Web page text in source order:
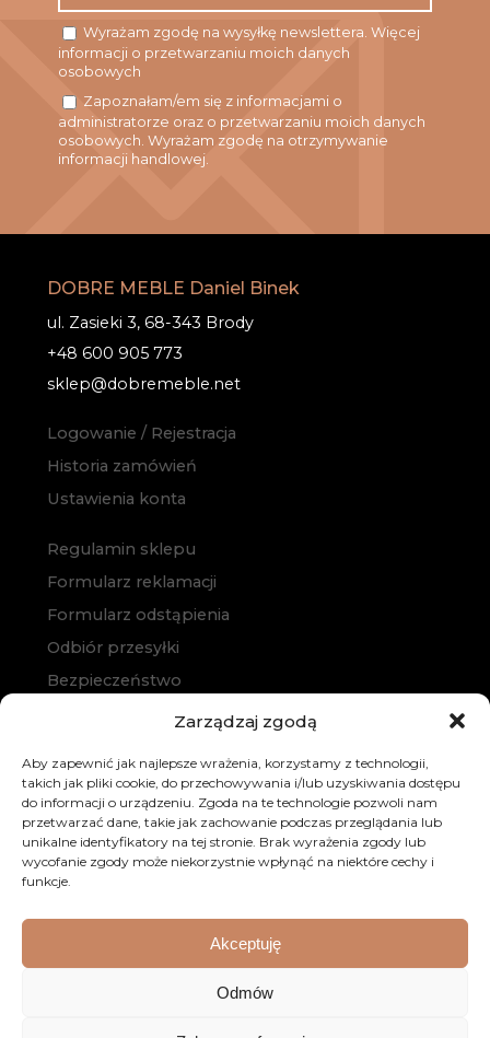
Zarządzaj zgodą
Aby zapewnić jak najlepsze wrażenia, korzystamy z technologii,
takich jak pliki cookie, do przechowywania i/lub uzyskiwania dostępu
do informacji o urządzeniu. Zgoda na te technologie pozwoli nam
przetwarzać dane, takie jak zachowanie podczas przeglądania lub
unikalne identyfikatory na tej stronie. Brak wyrażenia zgody lub
wycofanie zgody może niekorzystnie wpłynąć na niektóre cechy i
funkcje.
Akceptuję
Odmów
Wyrażam zgodę na wysyłkę newslettera. Więcej
informacji o przetwarzaniu moich danych
osobowych
Zapoznałam/em się z informacjami o
administratorze oraz o przetwarzaniu moich danych
osobowych. Wyrażam zgodę na otrzymywanie
informacji handlowej.
DOBRE MEBLE Daniel Binek
ul. Zasieki 3, 68-343 Brody
+48 600 905 773
sklep@dobremeble.net
Logowanie / Rejestracja
Historia zamówień
Ustawienia konta
Regulamin sklepu
Formularz reklamacji
Formularz odstąpienia
Odbiór przesyłki
Bezpieczeństwo
Polityka prywatności
Zakup na raty
Kontakt
© 2026 Dobre Meble. Wszystkie prawa zastrzeżone.